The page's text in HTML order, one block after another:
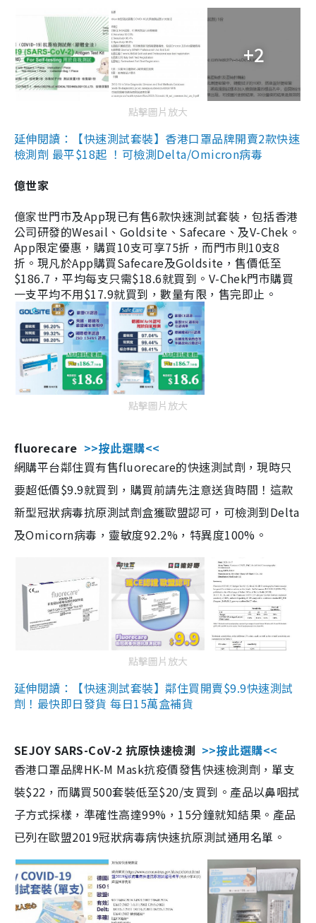
+2
點擊圖片放大
延伸閱讀：【快速測試套裝】香港口罩品牌開賣2款快速
檢測劑 最平$18起 ！可檢測Delta/Omicron病毒
億世家
億家世門市及App現已有售6款快速測試套裝，包括香港
公司研發的Wesail、Goldsite、Safecare、及V-Chek。
App限定優惠，購買10支可享75折，而門市則10支8
折。現凡於App購買Safecare及Goldsite，售價低至
$186.7，平均每支只需$18.6就買到。V-Chek門市購買
一支平均不用$17.9就買到，數量有限，售完即止。
點擊圖片放大
fluorecare >>按此選購<<
網購平台鄰住買有售fluorecare的快速測試劑，現時只
要超低價$9.9就買到，購買前請先注意送貨時間！這款
新型冠狀病毒抗原測試劑盒獲歐盟認可，可檢測到Delta
及Omicorn病毒，靈敏度92.2%，特異度100%。
點擊圖片放大
延伸閱讀：【快速測試套裝】鄰住買開賣$9.9快速測試
劑！最快即日發貨 每日15萬盒補貨
SEJOY SARS-CoV-2 抗原快速檢測 >>按此選購<<
香港口罩品牌HK-M Mask抗疫價發售快速檢測劑，單支
裝$22，而購買500套裝低至$20/支買到。產品以鼻咽拭
子方式採樣，準確性高達99%，15分鐘就知結果。產品
已列在歐盟2019冠狀病毒病快速抗原測試通用名單。